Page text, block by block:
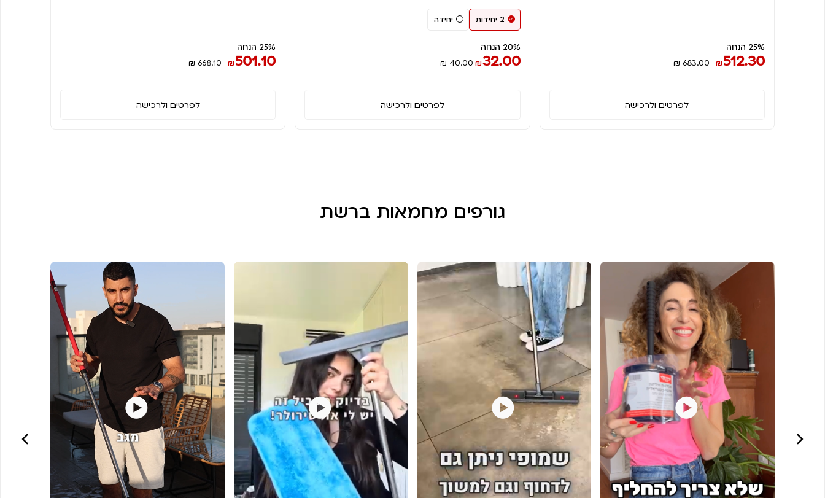
25% הנחה
₪512.30
₪ 683.00
לפרטים ולרכישה
2 יחידות יחידה
20% הנחה
₪32.00
₪ 40.00
לפרטים ולרכישה
25% הנחה
₪501.10
₪ 668.10
לפרטים ולרכישה
גורפים מחמאות ברשת